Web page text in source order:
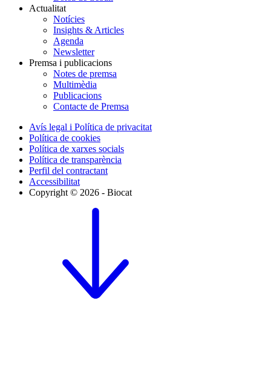
Actualitat
Notícies
Insights & Articles
Agenda
Newsletter
Premsa i publicacions
Notes de premsa
Multimèdia
Publicacions
Contacte de Premsa
Avís legal i Política de privacitat
Política de cookies
Política de xarxes socials
Política de transparència
Perfil del contractant
Accessibilitat
Copyright © 2026 - Biocat